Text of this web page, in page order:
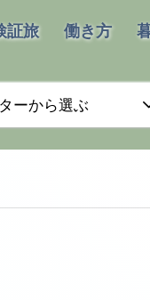
証旅 働き方
ーから選ぶ